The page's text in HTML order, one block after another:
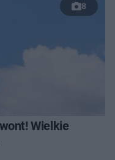
8
Wielkie